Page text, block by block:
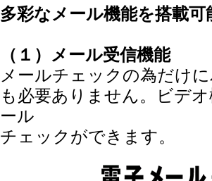
多彩なメール機能を搭載可
（１）メール受信機能
メールチェックの為だけ
も必要ありません。ビデ
ール
チェックができます。